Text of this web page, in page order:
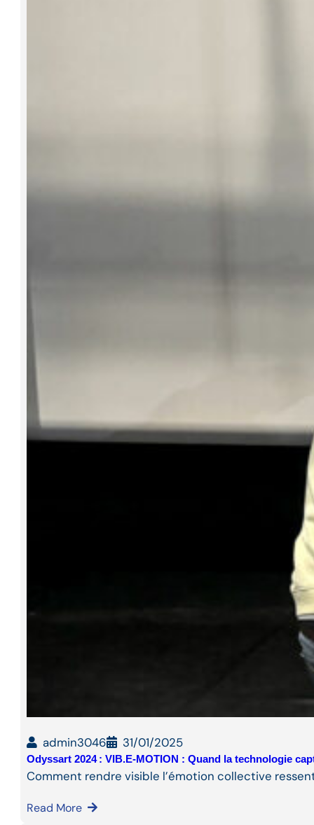
admin3046 31/01/2025
Odyssart 2024 : VIB.E-MOTION : Quand la technologie
Comment rendre visible l’émotion collective
Read More